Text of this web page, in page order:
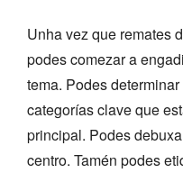
Unha vez que remates
podes comezar a
tema. Podes
categorías clave que
principal. Podes
centro. Tamén podes